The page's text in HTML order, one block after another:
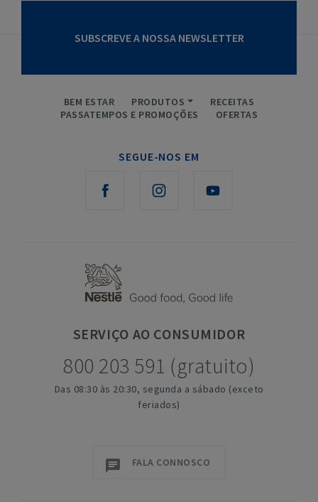
SUBSCREVE A NOSSA NEWSLETTER
BEM ESTAR PRODUTOS
RECEITAS
PASSATEMPOS E PROMOÇÕES
OFERTAS
SEGUE-NOS EM
SERVIÇO AO CONSUMIDOR
800 203 591 (gratuito)
Das 08:30 às 20:30, segunda a sábado (exceto
feriados)
FALA CONNOSCO